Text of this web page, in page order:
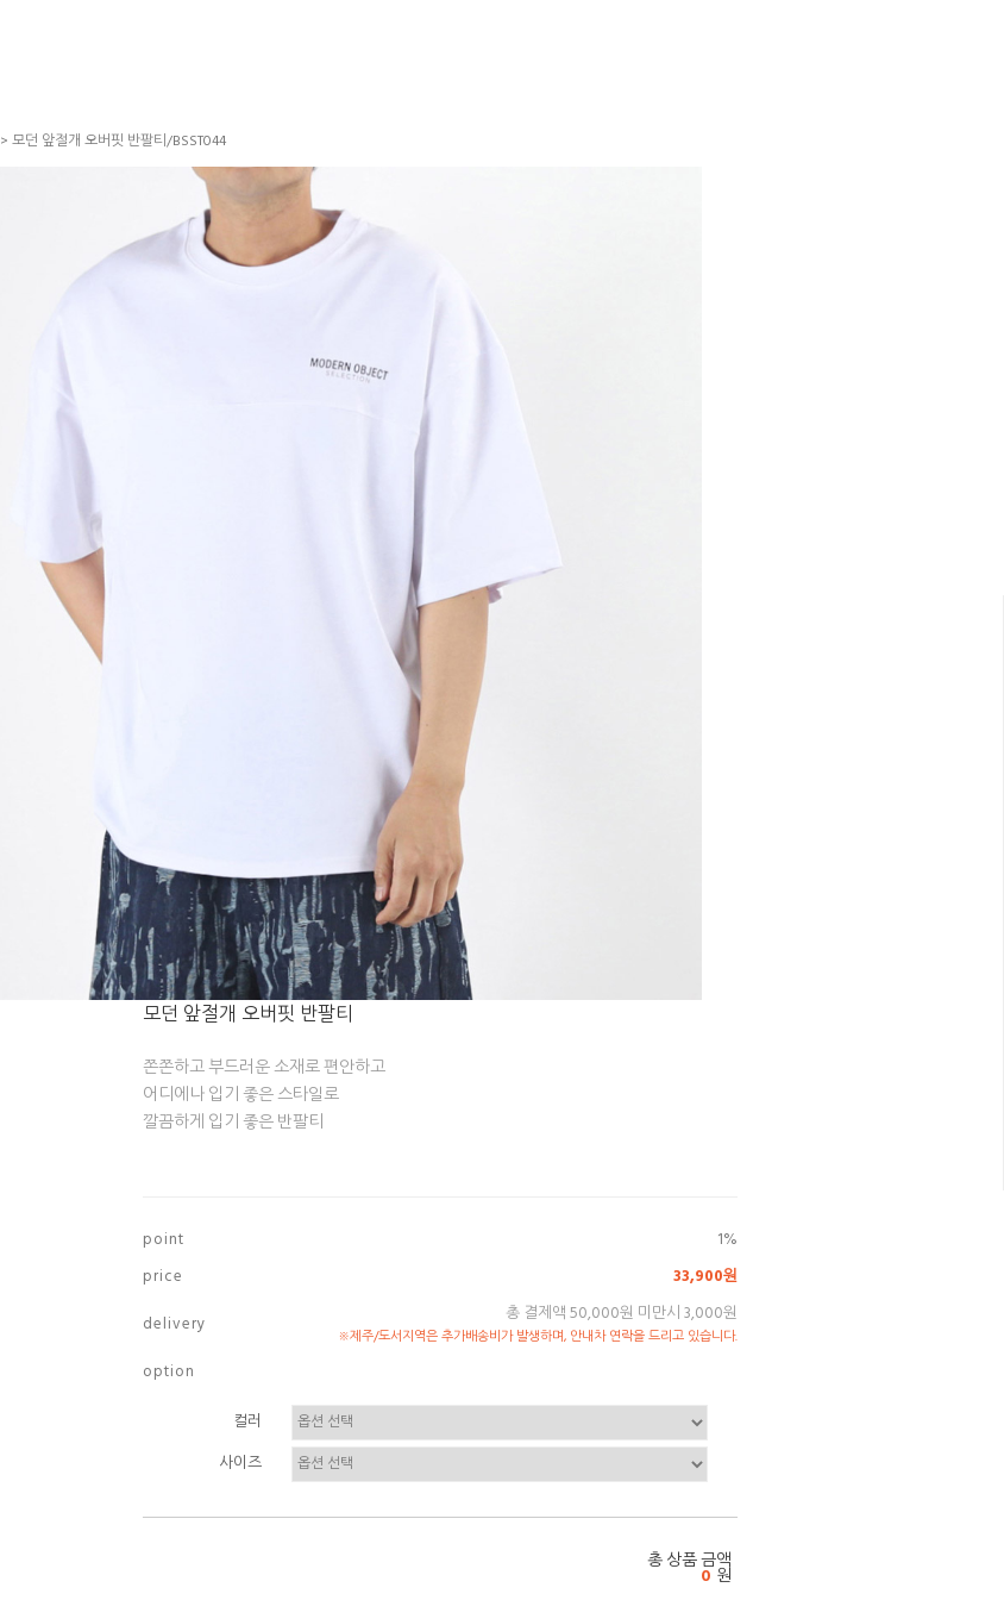
> 모던 앞절개 오버핏 반팔티/BSST044
모던 앞절개 오버핏 반팔티
쫀쫀하고 부드러운 소재로 편안하고
어디에나 입기 좋은 스타일로
깔끔하게 입기 좋은 반팔티
p o i n t
1%
p r i c e
33,900원
d e l i v e r y
총 결제액 50,000원 미만시 3,000원
※제주/도서지역은 추가배송비가 발생하며, 안내차 연락을 드리고 있습니다.
o p t i o n
컬러
사이즈
총 상품 금액
0 원